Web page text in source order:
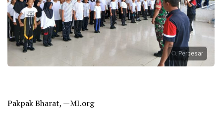
Perbesar
Pakpak Bharat, —MI.org